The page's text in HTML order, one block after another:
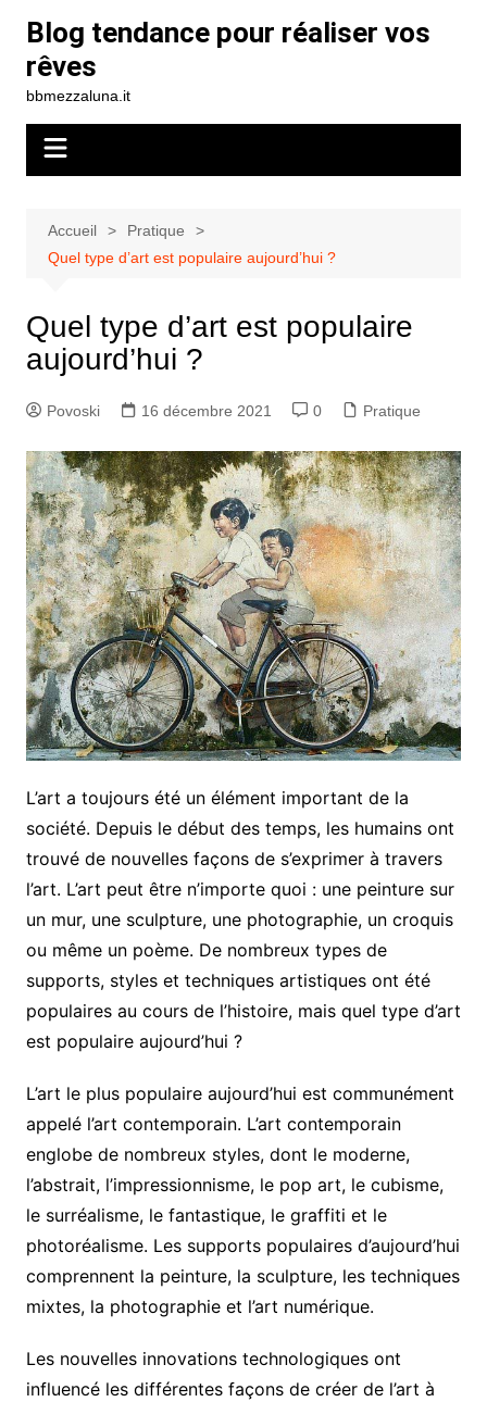
contenu
Blog tendance pour réaliser vos
rêves
bbmezzaluna.it
Accueil
Pratique
Quel type d’art est populaire aujourd’hui ?
Quel type d’art est populaire
aujourd’hui ?
Povoski 16 décembre 2021 0 Pratique
L’art a toujours été un élément important de la
société. Depuis le début des temps, les humains ont
trouvé de nouvelles façons de s’exprimer à travers
l’art. L’art peut être n’importe quoi : une peinture sur
un mur, une sculpture, une photographie, un croquis
ou même un poème. De nombreux types de
supports, styles et techniques artistiques ont été
populaires au cours de l’histoire, mais quel type d’art
est populaire aujourd’hui ?
L’art le plus populaire aujourd’hui est communément
appelé l’art contemporain. L’art contemporain
englobe de nombreux styles, dont le moderne,
l’abstrait, l’impressionnisme, le pop art, le cubisme,
le surréalisme, le fantastique, le graffiti et le
photoréalisme. Les supports populaires d’aujourd’hui
comprennent la peinture, la sculpture, les techniques
mixtes, la photographie et l’art numérique.
Les nouvelles innovations technologiques ont
influencé les différentes façons de créer de l’art à